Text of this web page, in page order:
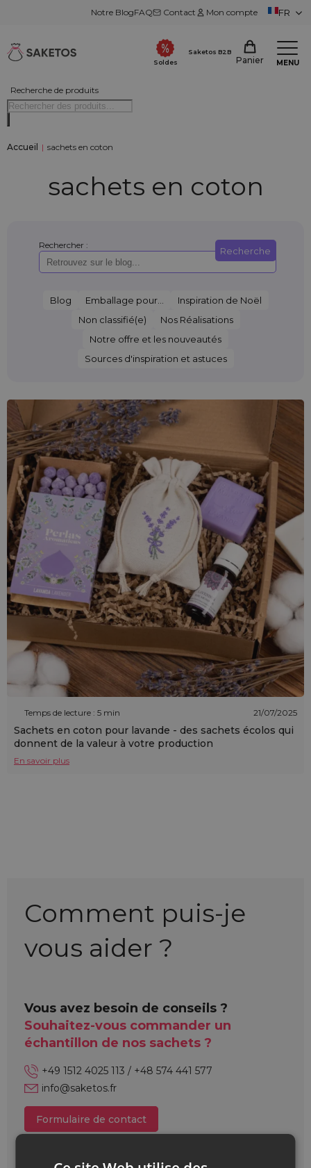
Notre BlogFAQ Contact Mon compte FR
Recherche de produits
Soldes
Saketos B2B
Panier MENU
Accueil | sachets en coton
sachets en coton
Rechercher : Recherche
Blog Emballage pour...
Inspiration de Noël
Non classifié(e)
Nos Réalisations
Notre offre et les nouveautés
Sources d'inspiration et astuces
Temps de lecture : 5 min 21/07/2025
Sachets en coton pour lavande - des sachets écolos qui
donnent de la valeur à votre production
En savoir plus
Comment puis-je
vous aider ?
Vous avez besoin de conseils ?
Souhaitez-vous commander un
échantillon de nos sachets ?
+49 1512 4025 113 / +48 574 441 577
info@saketos.fr
Formulaire de contact